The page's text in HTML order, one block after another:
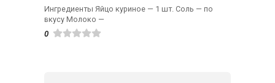
Ингредиенты Яйцо куриное — 1 шт. Соль — по
вкусу Молоко —
0